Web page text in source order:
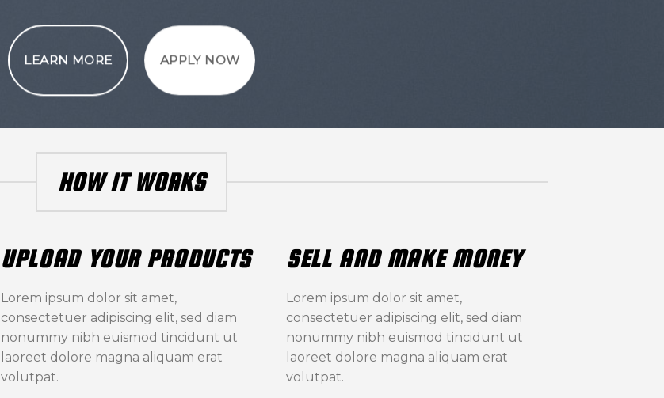
LEARN MORE APPLY NOW
HOW IT WORKS
UPLOAD YOUR PRODUCTS
Lorem ipsum dolor sit amet,
consectetuer adipiscing elit, sed diam
nonummy nibh euismod tincidunt ut
laoreet dolore magna aliquam erat
volutpat.
SELL AND MAKE MONEY
Lorem ipsum dolor sit amet,
consectetuer adipiscing elit, sed diam
nonummy nibh euismod tincidunt ut
laoreet dolore magna aliquam erat
volutpat.